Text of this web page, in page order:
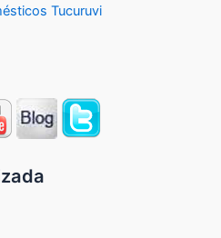
Tucuruvi